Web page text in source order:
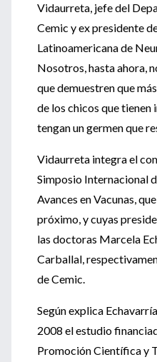
Vidaurreta, jefe del
Cemic y ex presidente
Latinoamericana de
Nosotros, hasta ahora,
que demuestren que
de los chicos que
tengan un germen que
Vidaurreta integra el
Simposio Internacional
Avances en Vacunas,
próximo, y cuyas
las doctoras Marcela
Carballal,
de Cemic.
Según explica
2008 el estudio
Promoción Científica y